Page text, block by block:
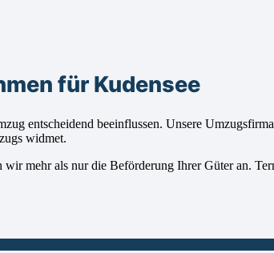
für Kudensee
entscheidend beeinflussen. Unsere
widmet.
mehr als nur die Beförderung Ihrer Güter an.